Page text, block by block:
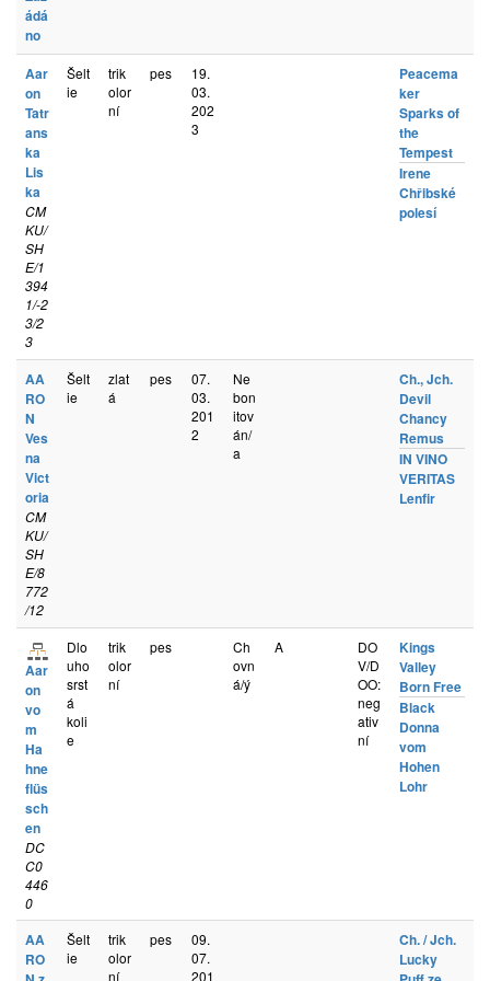
ádá
no
Aar
on
Tatr
ans
ka
Lis
ka
CM
KU/
SH
E/1
394
1/-2
3/2
3
Šelt
ie
trik
olor
ní
pes
19.
03.
202
3
Peacema
ker
Sparks of
the
Tempest
Irene
Chřibské
polesí
AA
RO
N
Ves
na
Vict
oria
CM
KU/
SH
E/8
772
/12
Šelt
ie
zlat
á
pes
07.
03.
201
2
Ne
bon
itov
án/
a
Ch., Jch.
Devil
Chancy
Remus
IN VINO
VERITAS
Lenfir
Aar
on
vo
m
Ha
hne
flüs
sch
en
DC
C0
446
0
Dlo
uho
srst
á
koli
e
trik
olor
ní
pes
Ch
ovn
á/ý
A
DO
V/D
OO:
neg
ativ
ní
Kings
Valley
Born Free
Black
Donna
vom
Hohen
Lohr
AA
RO
Šelt
ie
trik
olor
ní
pes
09.
07.
201
Ch. / Jch.
Lucky